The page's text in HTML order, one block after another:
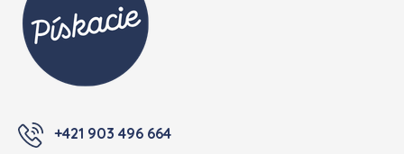
+421 903 496 664